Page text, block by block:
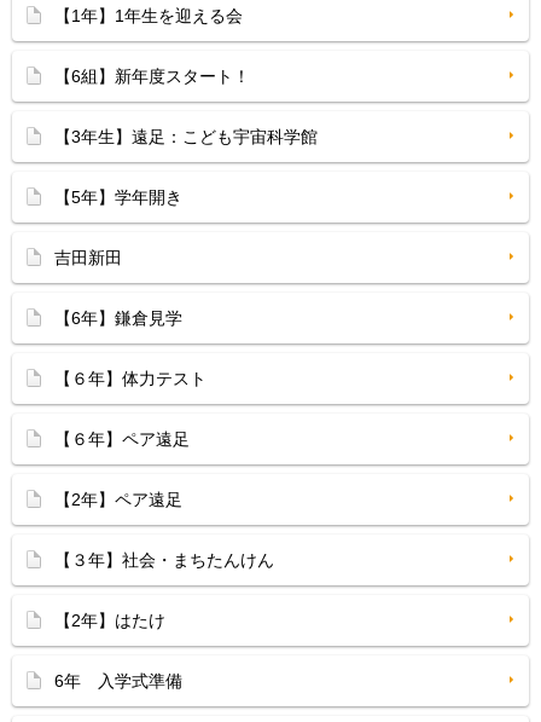
【1年】1年生を迎える会
【6組】新年度スタート！
【3年生】遠足：こども宇宙科学館
【5年】学年開き
吉田新田
【6年】鎌倉見学
【６年】体力テスト
【６年】ペア遠足
【2年】ペア遠足
【３年】社会・まちたんけん
【2年】はたけ
6年 入学式準備